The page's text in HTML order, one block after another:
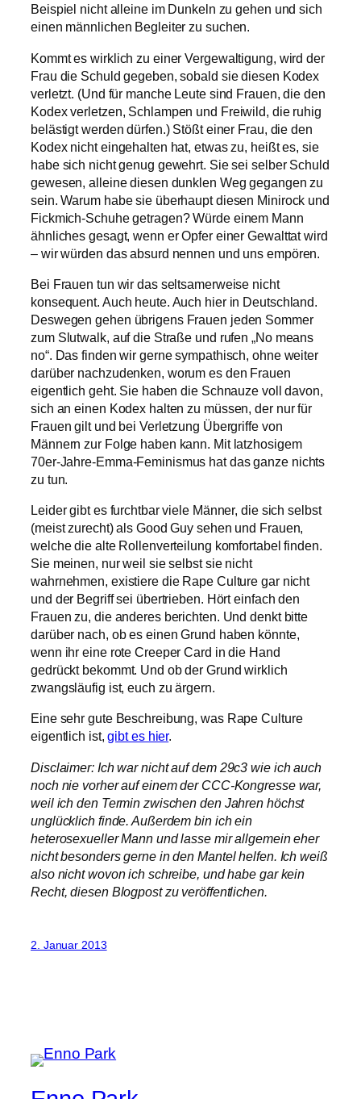
Beispiel nicht alleine im Dunkeln zu gehen und sich
einen männlichen Begleiter zu suchen.
Kommt es wirklich zu einer Vergewaltigung, wird der
Frau die Schuld gegeben, sobald sie diesen Kodex
verletzt. (Und für manche Leute sind Frauen, die den
Kodex verletzen, Schlampen und Freiwild, die ruhig
belästigt werden dürfen.) Stößt einer Frau, die den
Kodex nicht eingehalten hat, etwas zu, heißt es, sie
habe sich nicht genug gewehrt. Sie sei selber Schuld
gewesen, alleine diesen dunklen Weg gegangen zu
sein. Warum habe sie überhaupt diesen Minirock und
Fickmich-Schuhe getragen? Würde einem Mann
ähnliches gesagt, wenn er Opfer einer Gewalttat wird
– wir würden das absurd nennen und uns empören.
Bei Frauen tun wir das seltsamerweise nicht
konsequent. Auch heute. Auch hier in Deutschland.
Deswegen gehen übrigens Frauen jeden Sommer
zum Slutwalk, auf die Straße und rufen „No means
no“. Das finden wir gerne sympathisch, ohne weiter
darüber nachzudenken, worum es den Frauen
eigentlich geht. Sie haben die Schnauze voll davon,
sich an einen Kodex halten zu müssen, der nur für
Frauen gilt und bei Verletzung Übergriffe von
Männern zur Folge haben kann. Mit latzhosigem
70er-Jahre-Emma-Feminismus hat das ganze nichts
zu tun.
Leider gibt es furchtbar viele Männer, die sich selbst
(meist zurecht) als Good Guy sehen und Frauen,
welche die alte Rollenverteilung komfortabel finden.
Sie meinen, nur weil sie selbst sie nicht
wahrnehmen, existiere die Rape Culture gar nicht
und der Begriff sei übertrieben. Hört einfach den
Frauen zu, die anderes berichten. Und denkt bitte
darüber nach, ob es einen Grund haben könnte,
wenn ihr eine rote Creeper Card in die Hand
gedrückt bekommt. Und ob der Grund wirklich
zwangsläufig ist, euch zu ärgern.
Eine sehr gute Beschreibung, was Rape Culture
eigentlich ist,gibt es hier.
Disclaimer: Ich war nicht auf dem 29c3 wie ich auch
noch nie vorher auf einem der CCC-Kongresse war,
weil ich den Termin zwischen den Jahren höchst
unglücklich finde. Außerdem bin ich ein
heterosexueller Mann und lasse mir allgemein eher
nicht besonders gerne in den Mantel helfen. Ich weiß
also nicht wovon ich schreibe, und habe gar kein
Recht, diesen Blogpost zu veröffentlichen.
2. Januar 2013